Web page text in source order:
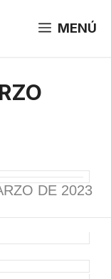
MENÚ
DE 2023